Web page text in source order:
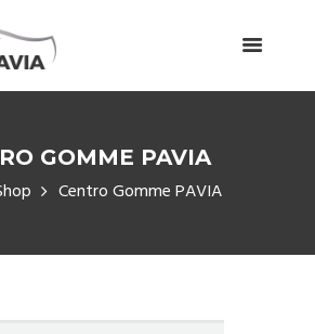
GOMME PAVIA
Centro Gomme PAVIA